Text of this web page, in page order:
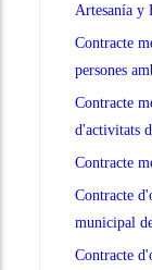
Artesanía y
Contracte
persones
Contracte
d'activitats
Contracte
Contracte
municipal
Contracte